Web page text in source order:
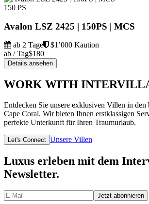
150 PS
Avalon LSZ 2425 | 150PS | MCS
ab 2 Tage
$1’000 Kaution
ab / Tag$180
Details ansehen
WORK WITH
Entdecken Sie unsere exklusiven Villen in den
Cape Coral. Wir bieten Ihnen erstklassigen
perfekte Unterkunft für Ihren Traumurlaub.
Let's Connect Unsere Villen
Luxus erleben mit dem
Newsletter.
Jetzt abonnieren